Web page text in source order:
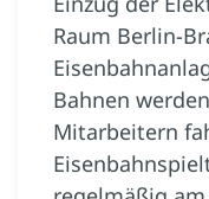
Raum Berlin-
Bahnen
Mitarbeitern